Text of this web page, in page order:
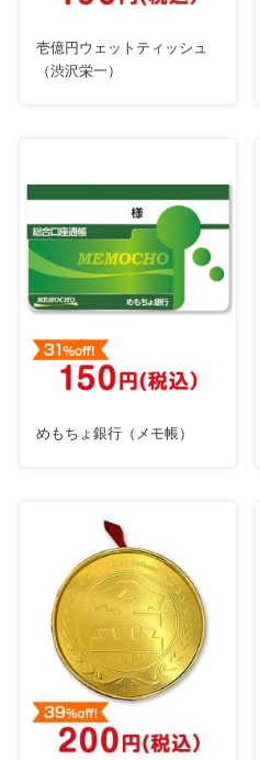
壱億円ウェットティッシュ
（渋沢栄一）
めもちょ銀行（メモ帳）